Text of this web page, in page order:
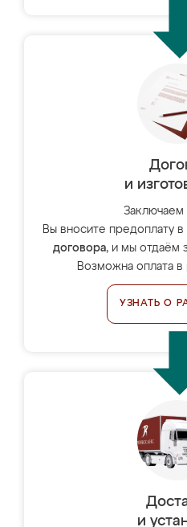
и
Заключаем
Вы вносите предоплату
договора, и мы отдаём
Возможна оплата в
УЗНАТЬ О
и